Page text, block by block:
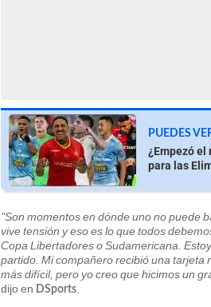
PUEDES
¿Empezó el
para las
"Son momentos en dónde uno no puede
vive tensión y eso es lo que todos
Copa Libertadores o Sudamericana.
partido. Mi compañero recibió una tarjeta
más difícil, pero yo creo que hicimos un
dijo en DSports